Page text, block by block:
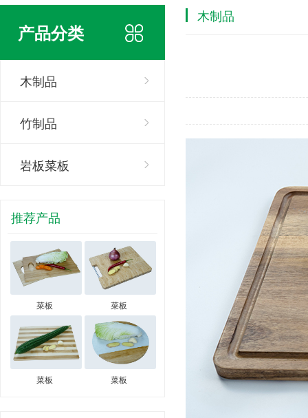
产品分类
木制品
竹制品
岩板菜板
推荐产品
菜板 菜板
菜板 菜板
木制品